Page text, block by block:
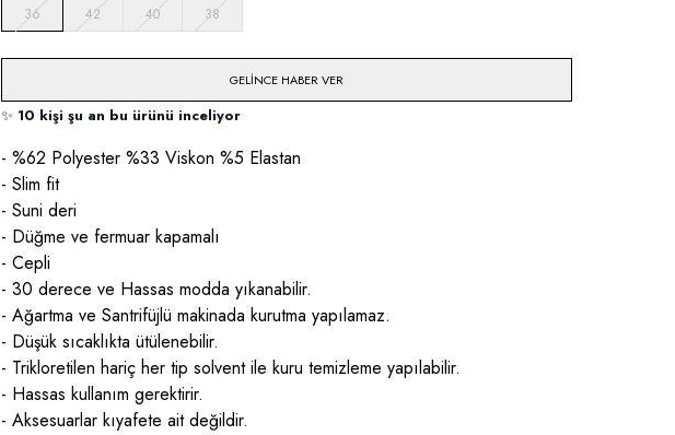
36 42 40 38
GELINCE HABER VER
✨ 10 kişi şu an bu ürünü inceliyor
- %62 Polyester %33 Viskon %5 Elastan
- Slim fit
- Suni deri
- Düğme ve fermuar kapamalı
- Cepli
- 30 derece ve Hassas modda yıkanabilir.
- Ağartma ve Santrifüjlü makinada kurutma yapılamaz.
- Düşük sıcaklıkta ütülenebilir.
- Trikloretilen hariç her tip solvent ile kuru temizleme yapılabilir.
- Hassas kullanım gerektirir.
- Aksesuarlar kıyafete ait değildir.